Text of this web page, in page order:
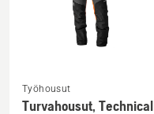
Katso
lisätietoja
Työhousut
Turvahousut, Technical